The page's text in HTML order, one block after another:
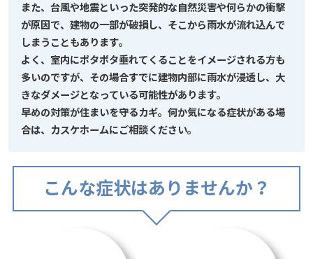
また、台風や地震といった突発的な自然災害や何らかの衝撃
が原因で、建物の一部が破損し、そこから雨水が流れ込んで
しまうこともあります。
よく、室内にポタポタ垂れてくることをイメージされる方も
多いのですが、その場合すでに建物内部に雨水が浸透し、大
きなダメージとなっている可能性があります。
早めの対策が住まいを守るカギ。何か気になる症状がある場
合は、カスケホームにご相談ください。
こんな症状はありませんか？